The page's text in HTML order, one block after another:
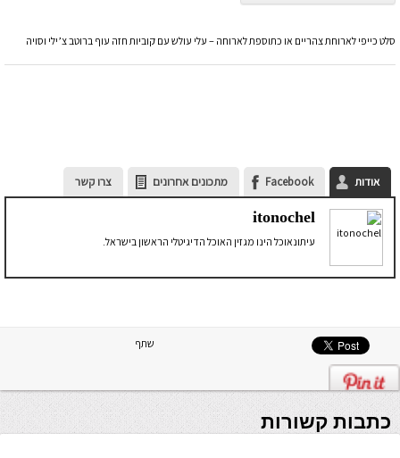
סלט כייפי לארוחת צהריים או כתוספת לארוחה – עלי עולש עם קוביות חזה עוף ברוטב צ’ילי וסויה
אודות Facebook מתכונים אחרונים צרו קשר
itonochel
עיתונאוכל הינו מגזין האוכל הדיגיטלי הראשון בישראל.
שתף
כתבות קשורות